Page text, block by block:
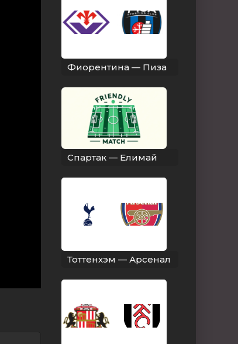
Фиорентина — Пиза
Спартак — Елимай
Тоттенхэм — Арсенал